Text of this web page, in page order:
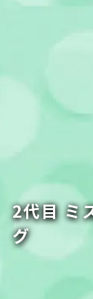
2代目 ミ
グ